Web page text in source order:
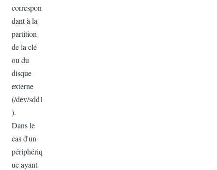
correspon
dant à la
partition
de la clé
ou du
disque
externe
(/dev/sdd1
).
Dans le
cas d'un
périphériq
ue ayant